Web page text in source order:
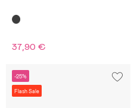
37,90 €
-25%
Flash Sale